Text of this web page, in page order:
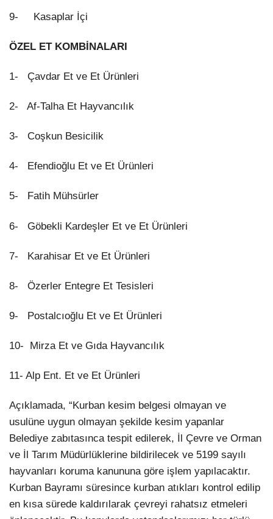
9- Kasaplar İçi
ÖZEL ET KOMBİNALARI
1- Çavdar Et ve Et Ürünleri
2- Af-Talha Et Hayvancılık
3- Coşkun Besicilik
4- Efendioğlu Et ve Et Ürünleri
5- Fatih Mühsürler
6- Göbekli Kardeşler Et ve Et Ürünleri
7- Karahisar Et ve Et Ürünleri
8- Özerler Entegre Et Tesisleri
9- Postalcıoğlu Et ve Et Ürünleri
10- Mirza Et ve Gıda Hayvancılık
11- Alp Ent. Et ve Et Ürünleri
Açıklamada, “Kurban kesim belgesi olmayan ve
usulüne uygun olmayan şekilde kesim yapanlar
Belediye zabıtasınca tespit edilerek, İl Çevre ve Orman
ve İl Tarım Müdürlüklerine bildirilecek ve 5199 sayılı
hayvanları koruma kanununa göre işlem yapılacaktır.
Kurban Bayramı süresince kurban atıkları kontrol edilip
en kısa sürede kaldırılarak çevreyi rahatsız etmeleri